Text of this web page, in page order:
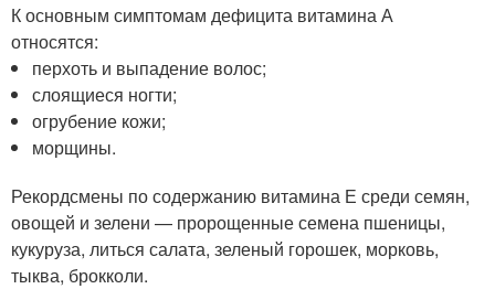
К основным симптомам дефицита витамина А
относятся:
перхоть и выпадение волос;
слоящиеся ногти;
огрубение кожи;
морщины.
Рекордсмены по содержанию витамина Е среди семян,
овощей и зелени — пророщенные семена пшеницы,
кукуруза, литься салата, зеленый горошек, морковь,
тыква, брокколи.